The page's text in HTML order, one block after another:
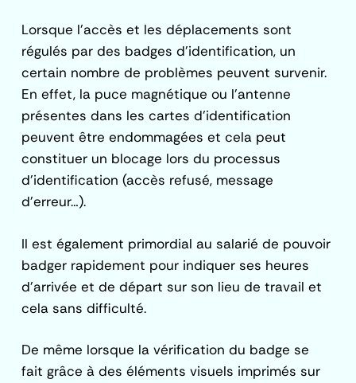
Lorsque l’accès et les déplacements sont
régulés par des badges d’identification, un
certain nombre de problèmes peuvent survenir.
En effet, la puce magnétique ou l’antenne
présentes dans les cartes d’identification
peuvent être endommagées et cela peut
constituer un blocage lors du processus
d’identification (accès refusé, message
d’erreur…).
Il est également primordial au salarié de pouvoir
badger rapidement pour indiquer ses heures
d’arrivée et de départ sur son lieu de travail et
cela sans difficulté.
De même lorsque la vérification du badge se
fait grâce à des éléments visuels imprimés sur